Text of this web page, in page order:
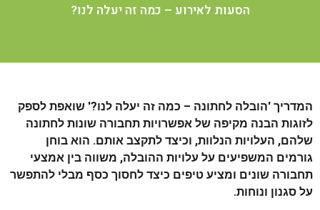
הסעות לאירוע – כמה זה יעלה לנו?
המדריך 'הובלה לחתונה – כמה זה יעלה לנו?' שואפת לספק
לזוגות הבנה מקיפה של אפשרויות תחבורה שונות לחתונה
שלהם, העלויות הנלוות, וכיצד לתקצב אותם. הוא בוחן
גורמים המשפיעים על עלויות ההובלה, משווה בין אמצעי
תחבורה שונים ומציע טיפים כיצד לחסוך כסף מבלי להתפשר
על סגנון ונוחות.